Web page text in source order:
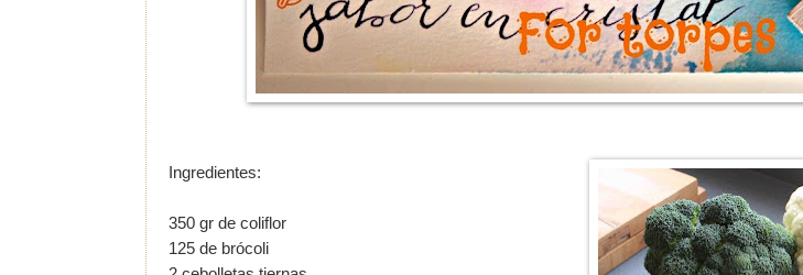
Ingredientes:
350 gr de coliflor
125 de brócoli